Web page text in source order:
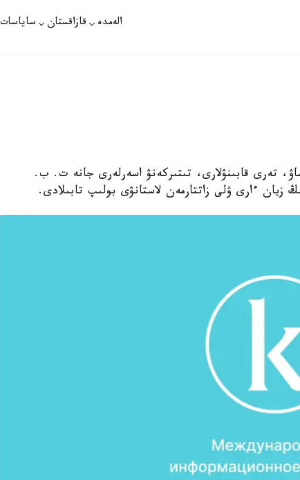
الەمدە قازاقستان ساياسات
تەرى قابىنۋلارى، تىتىركەنۋ اسەرلەرى جانە ت. ب.
زيان ءارى ۋلى زاتتارمەن لاستانۋى بولىپ تابىلادى.